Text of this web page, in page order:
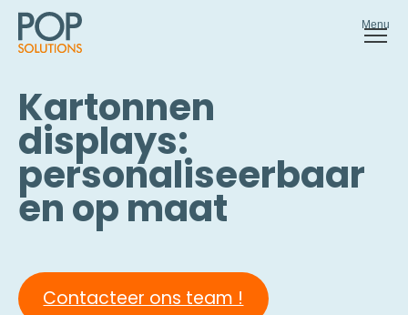
Menu
Kartonnen
displays:
personaliseerbaar
en op maat
Contacteer ons team !